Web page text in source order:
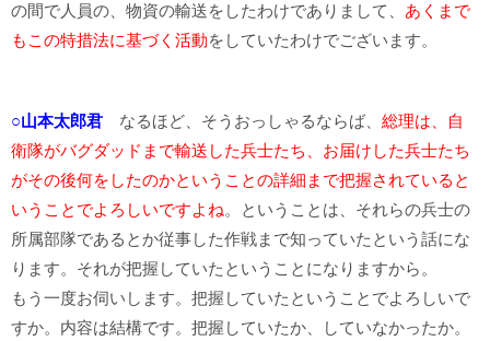
の間で人員の、物資の輸送をしたわけでありまして、 あくまで
もこの特措法に基づく活動をしていたわけでございます。
○山本太郎君 なるほど、そうおっしゃるならば、 総理は、自
衛隊がバグダッドまで輸送した兵士たち、お届けした兵士たち
がその後何をしたのかということの詳細まで把握されていると
いうことでよろしいですよね。ということは、それらの兵士の
所属部隊であるとか従事した作戦まで知っていたという話にな
ります。それが把握していたということになりますから。
もう一度お伺いします。把握していたということでよろしいで
すか。内容は結構です。把握していたか、していなかったか。